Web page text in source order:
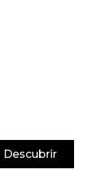
Descubrir